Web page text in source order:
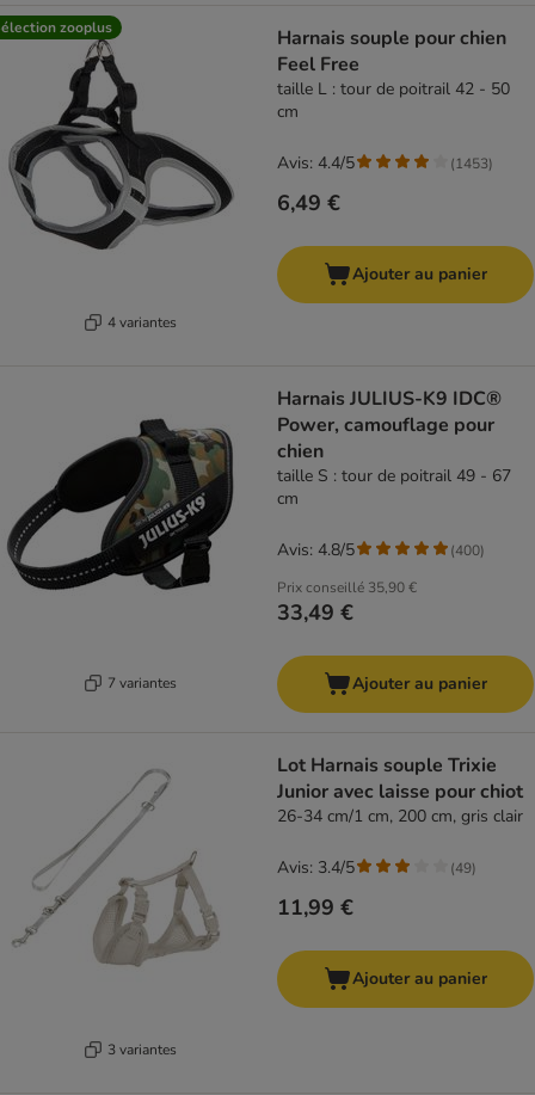
zooplus
4 variantes
Harnais souple pour chien
Feel Free
taille L : tour de poitrail 42 - 50
cm
6,49 €
Avis: 4.4/5 (1453)
Ajouter au panier
7 variantes
Harnais JULIUS-K9 IDC®
Power, camouflage pour
chien
taille S : tour de poitrail 49 - 67
cm
Prix conseillé 35,90 €
33,49 €
Avis: 4.8/5 (400)
Ajouter au panier
3 variantes
Lot Harnais souple Trixie
Junior avec laisse pour chiot
26-34 cm/1 cm, 200 cm, gris clair
11,99 €
Avis: 3.4/5 (49)
Ajouter au panier